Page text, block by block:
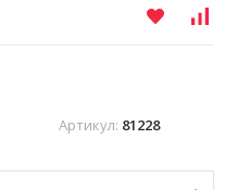
Артикул: 81228